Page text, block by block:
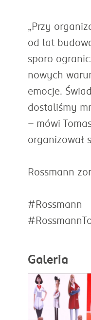
„Przy
od lat
sporo
nowych
emocje.
dostaliśmy
– mówi
organizował
Rossmann
#Rossmann
Galeria